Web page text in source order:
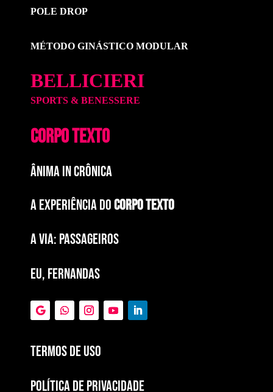
POLE DROP
MÉTODO GINÁSTICO MODULAR
BELLICIERI
SPORTS & BENESSERE
CORPO TEXTO
ÂNIMA IN CRÔNICA
A EXPERIÊNCIA DOCORPO TEXTO
a via: paSSAGEIROS
EU, FERNANDAS
Termos de Uso
POLÍTICA DE PRIVACIDADE